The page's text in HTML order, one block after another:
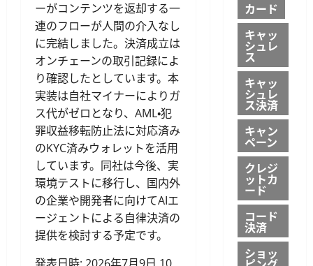
ーがコンテンツを返却する一
連のフローが人間の介入なし
に完結しました。決済成立は
オンチェーンの取引記録によ
り確認したとしています。本
実装は自社マイナーによりガ
ス代がゼロとなり、AML・犯
罪収益移転防止法に対応済み
のKYC済みウォレットを活用
しています。同社は今後、実
環境テストに移行し、国内外
の企業や開発者に向けてAIエ
ージェントによる自律決済の
提供を検討する予定です。
カード
キャッ
シュレ
ス
キャッ
シュレ
ス決済
キャン
ペーン
クレジ
ットカ
ード
コード
決済
ショッ